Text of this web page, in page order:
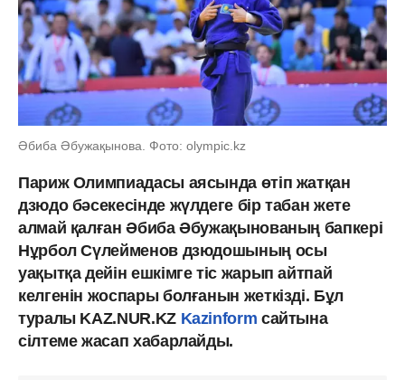
Әбиба Әбужақынова. Фото: olympic.kz
Париж Олимпиадасы аясында өтіп жатқан
дзюдо бәсекесінде жүлдеге бір табан жете
алмай қалған Әбиба Әбужақынованың бапкері
Нұрбол Сүлейменов дзюдошының осы
уақытқа дейін ешкімге тіс жарып айтпай
келгенін жоспары болғанын жеткізді. Бұл
туралы KAZ.NUR.KZ Kazinform сайтына
сілтеме жасап хабарлайды.